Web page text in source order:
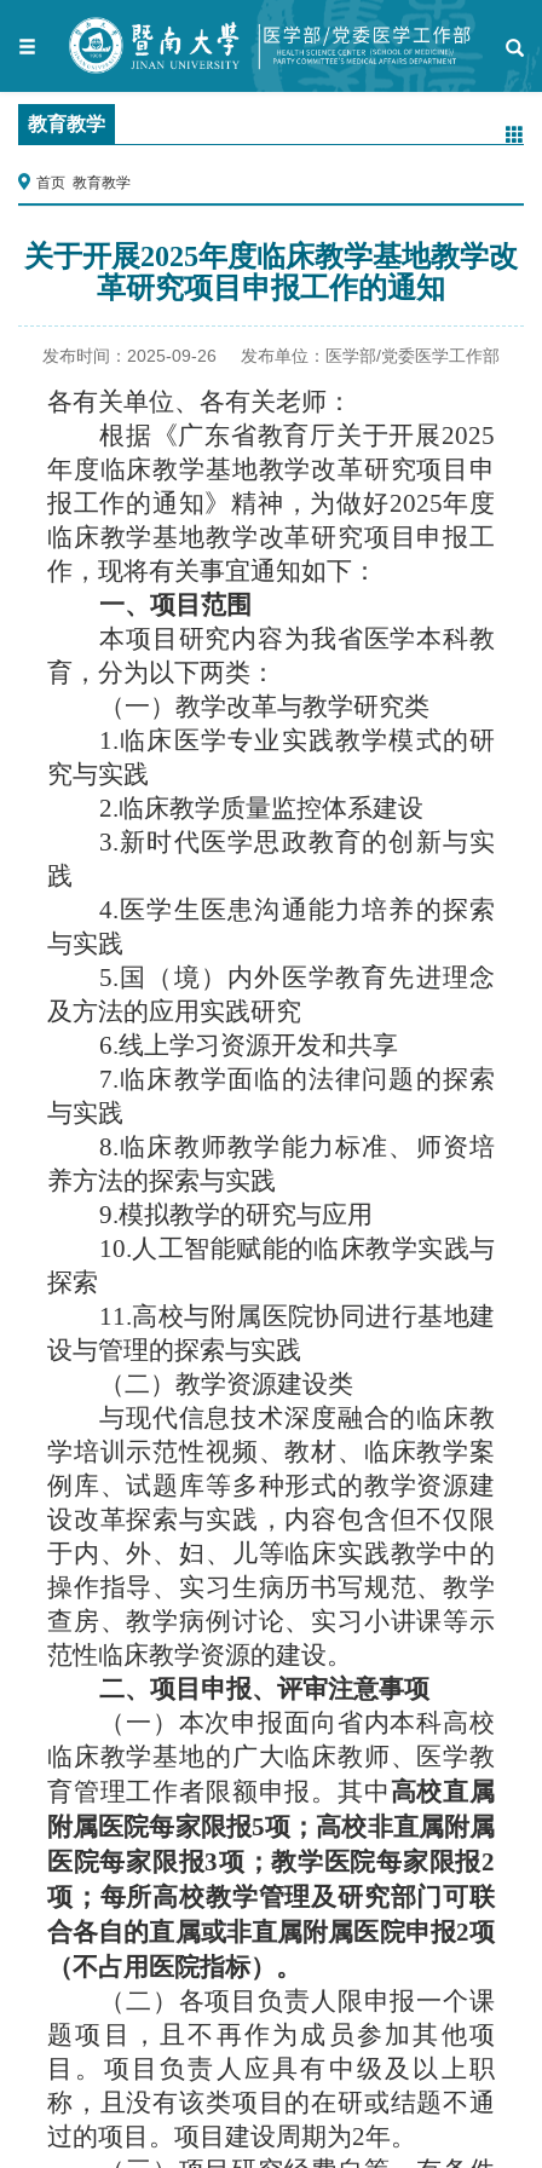
教育教学
首页 教育教学
关于开展2025年度临床教学基地教学改
革研究项目申报工作的通知
发布时间： 2025-09-26 发布单位： 医学部/党委医学工作部
各有关单位、各有关老师：
根据《广东省教育厅关于开展2025
年度临床教学基地教学改革研究项目申
报工作的通知》精神，为做好2025年度
临床教学基地教学改革研究项目申报工
作，现将有关事宜通知如下：
一、项目范围
本项目研究内容为我省医学本科教
育，分为以下两类：
（一）教学改革与教学研究类
1.临床医学专业实践教学模式的研
究与实践
2.临床教学质量监控体系建设
3.新时代医学思政教育的创新与实
践
4.医学生医患沟通能力培养的探索
与实践
5.国（境）内外医学教育先进理念
及方法的应用实践研究
6.线上学习资源开发和共享
7.临床教学面临的法律问题的探索
与实践
8.临床教师教学能力标准、师资培
养方法的探索与实践
9.模拟教学的研究与应用
10.人工智能赋能的临床教学实践与
探索
11.高校与附属医院协同进行基地建
设与管理的探索与实践
（二）教学资源建设类
与现代信息技术深度融合的临床教
学培训示范性视频、教材、临床教学案
例库、试题库等多种形式的教学资源建
设改革探索与实践，内容包含但不仅限
于内、外、妇、儿等临床实践教学中的
操作指导、实习生病历书写规范、教学
查房、教学病例讨论、实习小讲课等示
范性临床教学资源的建设。
二、项目申报、评审注意事项
（一） 本次申报面向省内本科高校
临床教学基地的广大临床教师、医学教
育管理工作者限额申报。其中高校直属
附属医院每家限报5项；高校非直属附属
医院每家限报3项；教学医院每家限报2
项；每所高校教学管理及研究部门可联
合各自的直属或非直属附属医院申报2项
（不占用医院指标）。
（二） 各项目负责人限申报一个课
题项目，且不再作为成员参加其他项
目。项目负责人应具有中级及以上职
称，且没有该类项目的在研或结题不通
过的项目。项目建设周期为2年。